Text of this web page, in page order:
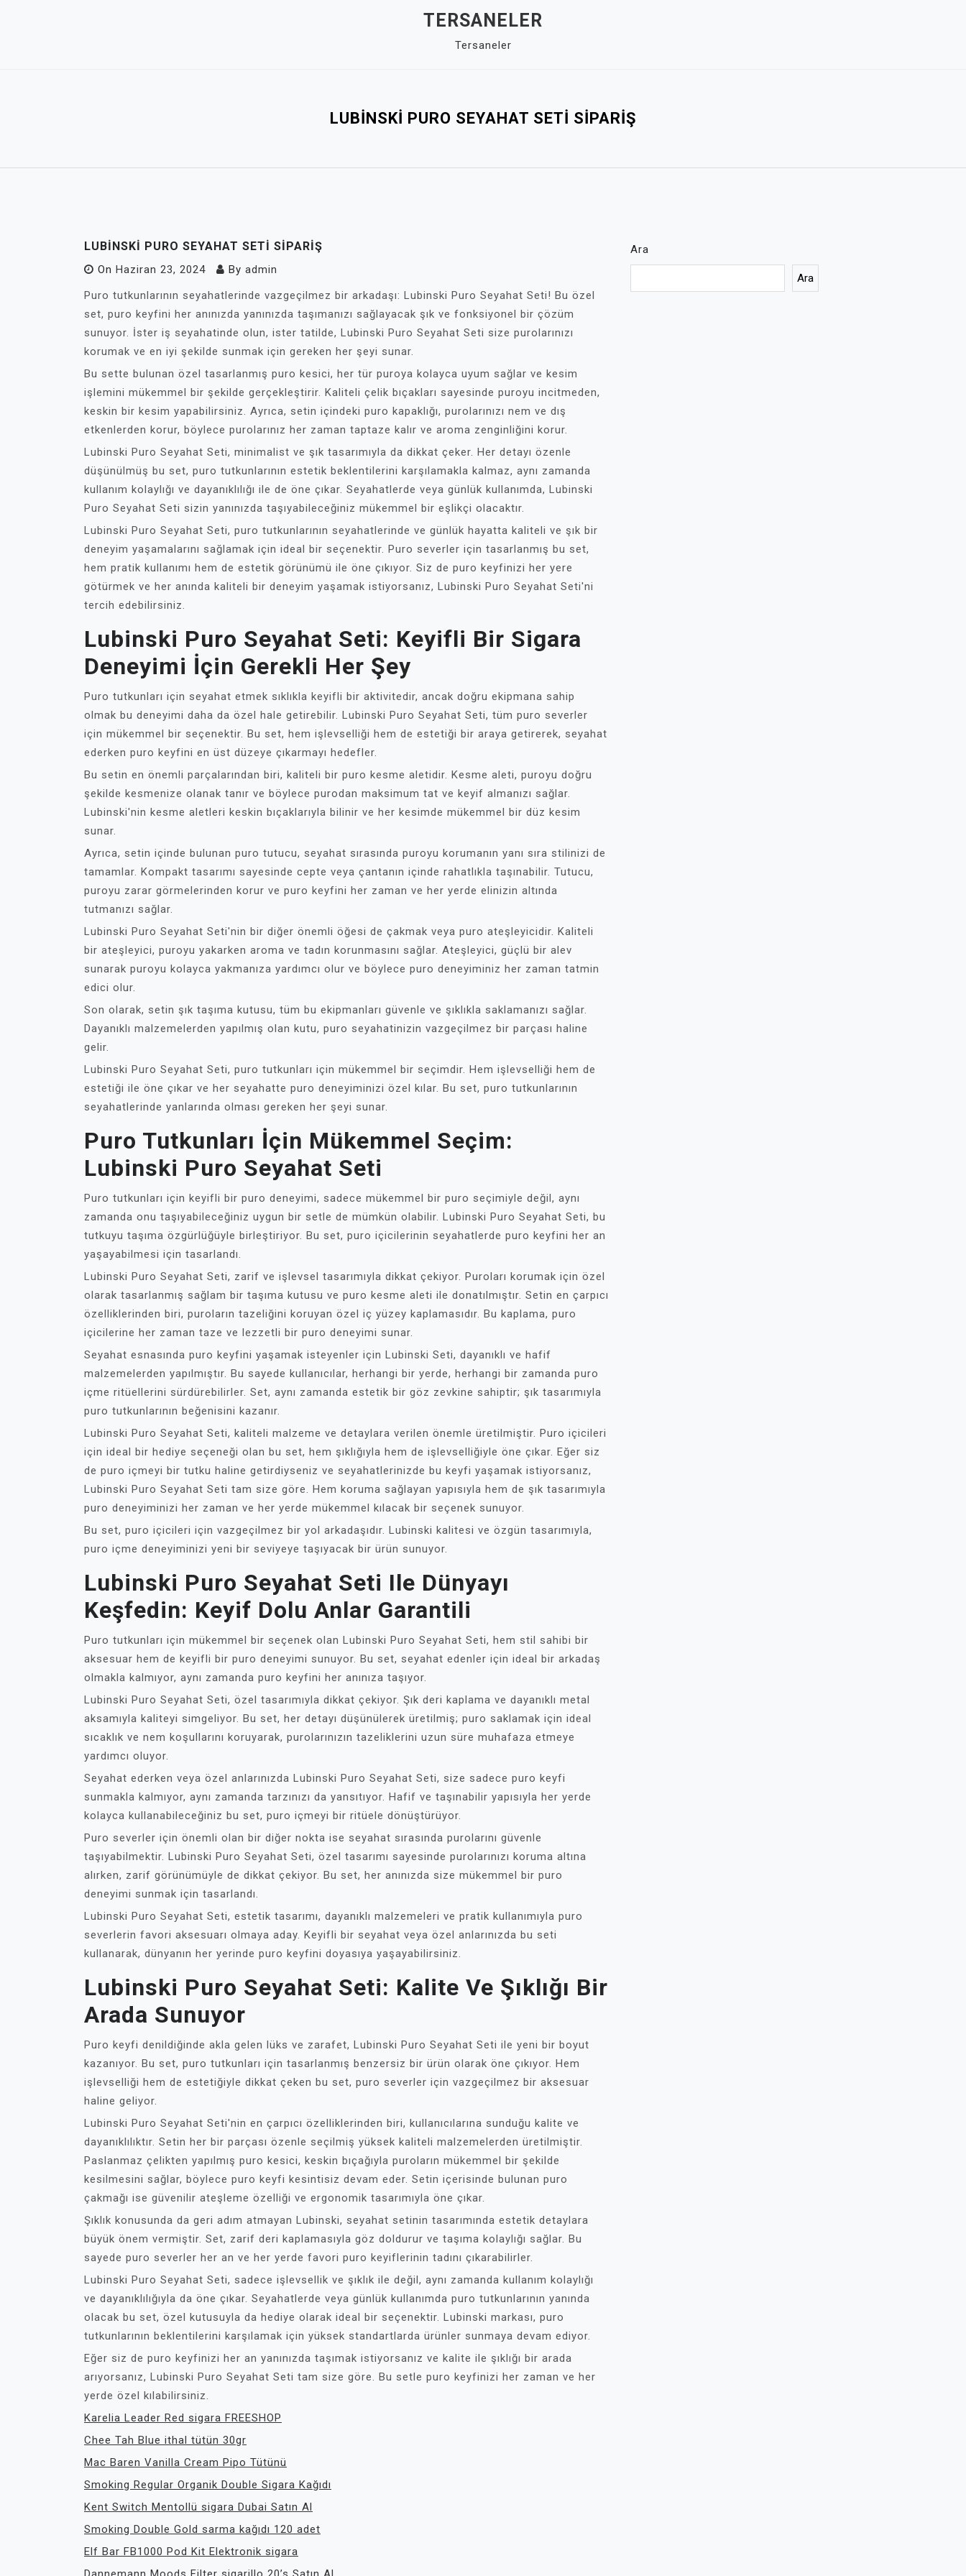
TERSANELER
Tersaneler
LUBINSKI PURO SEYAHAT SETI SIPARIŞ
LUBINSKI PURO SEYAHAT SETI SIPARIŞ
On Haziran 23, 2024 By admin
Puro tutkunlarının seyahatlerinde vazgeçilmez bir arkadaşı: Lubinski Puro Seyahat Seti! Bu özel
set, puro keyfini her anınızda yanınızda taşımanızı sağlayacak şık ve fonksiyonel bir çözüm
sunuyor. İster iş seyahatinde olun, ister tatilde, Lubinski Puro Seyahat Seti size purolarınızı
korumak ve en iyi şekilde sunmak için gereken her şeyi sunar.
Bu sette bulunan özel tasarlanmış puro kesici, her tür puroya kolayca uyum sağlar ve kesim
işlemini mükemmel bir şekilde gerçekleştirir. Kaliteli çelik bıçakları sayesinde puroyu incitmeden,
keskin bir kesim yapabilirsiniz. Ayrıca, setin içindeki puro kapaklığı, purolarınızı nem ve dış
etkenlerden korur, böylece purolarınız her zaman taptaze kalır ve aroma zenginliğini korur.
Lubinski Puro Seyahat Seti, minimalist ve şık tasarımıyla da dikkat çeker. Her detayı özenle
düşünülmüş bu set, puro tutkunlarının estetik beklentilerini karşılamakla kalmaz, aynı zamanda
kullanım kolaylığı ve dayanıklılığı ile de öne çıkar. Seyahatlerde veya günlük kullanımda, Lubinski
Puro Seyahat Seti sizin yanınızda taşıyabileceğiniz mükemmel bir eşlikçi olacaktır.
Lubinski Puro Seyahat Seti, puro tutkunlarının seyahatlerinde ve günlük hayatta kaliteli ve şık bir
deneyim yaşamalarını sağlamak için ideal bir seçenektir. Puro severler için tasarlanmış bu set,
hem pratik kullanımı hem de estetik görünümü ile öne çıkıyor. Siz de puro keyfinizi her yere
götürmek ve her anında kaliteli bir deneyim yaşamak istiyorsanız, Lubinski Puro Seyahat Seti'ni
tercih edebilirsiniz.
Lubinski Puro Seyahat Seti: Keyifli Bir Sigara
Deneyimi İçin Gerekli Her Şey
Puro tutkunları için seyahat etmek sıklıkla keyifli bir aktivitedir, ancak doğru ekipmana sahip
olmak bu deneyimi daha da özel hale getirebilir. Lubinski Puro Seyahat Seti, tüm puro severler
için mükemmel bir seçenektir. Bu set, hem işlevselliği hem de estetiği bir araya getirerek, seyahat
ederken puro keyfini en üst düzeye çıkarmayı hedefler.
Bu setin en önemli parçalarından biri, kaliteli bir puro kesme aletidir. Kesme aleti, puroyu doğru
şekilde kesmenize olanak tanır ve böylece purodan maksimum tat ve keyif almanızı sağlar.
Lubinski'nin kesme aletleri keskin bıçaklarıyla bilinir ve her kesimde mükemmel bir düz kesim
sunar.
Ayrıca, setin içinde bulunan puro tutucu, seyahat sırasında puroyu korumanın yanı sıra stilinizi de
tamamlar. Kompakt tasarımı sayesinde cepte veya çantanın içinde rahatlıkla taşınabilir. Tutucu,
puroyu zarar görmelerinden korur ve puro keyfini her zaman ve her yerde elinizin altında
tutmanızı sağlar.
Lubinski Puro Seyahat Seti'nin bir diğer önemli öğesi de çakmak veya puro ateşleyicidir. Kaliteli
bir ateşleyici, puroyu yakarken aroma ve tadın korunmasını sağlar. Ateşleyici, güçlü bir alev
sunarak puroyu kolayca yakmanıza yardımcı olur ve böylece puro deneyiminiz her zaman tatmin
edici olur.
Son olarak, setin şık taşıma kutusu, tüm bu ekipmanları güvenle ve şıklıkla saklamanızı sağlar.
Dayanıklı malzemelerden yapılmış olan kutu, puro seyahatinizin vazgeçilmez bir parçası haline
gelir.
Lubinski Puro Seyahat Seti, puro tutkunları için mükemmel bir seçimdir. Hem işlevselliği hem de
estetiği ile öne çıkar ve her seyahatte puro deneyiminizi özel kılar. Bu set, puro tutkunlarının
seyahatlerinde yanlarında olması gereken her şeyi sunar.
Puro Tutkunları İçin Mükemmel Seçim:
Lubinski Puro Seyahat Seti
Puro tutkunları için keyifli bir puro deneyimi, sadece mükemmel bir puro seçimiyle değil, aynı
zamanda onu taşıyabileceğiniz uygun bir setle de mümkün olabilir. Lubinski Puro Seyahat Seti, bu
tutkuyu taşıma özgürlüğüyle birleştiriyor. Bu set, puro içicilerinin seyahatlerde puro keyfini her an
yaşayabilmesi için tasarlandı.
Lubinski Puro Seyahat Seti, zarif ve işlevsel tasarımıyla dikkat çekiyor. Puroları korumak için özel
olarak tasarlanmış sağlam bir taşıma kutusu ve puro kesme aleti ile donatılmıştır. Setin en çarpıcı
özelliklerinden biri, puroların tazeliğini koruyan özel iç yüzey kaplamasıdır. Bu kaplama, puro
içicilerine her zaman taze ve lezzetli bir puro deneyimi sunar.
Seyahat esnasında puro keyfini yaşamak isteyenler için Lubinski Seti, dayanıklı ve hafif
malzemelerden yapılmıştır. Bu sayede kullanıcılar, herhangi bir yerde, herhangi bir zamanda puro
içme ritüellerini sürdürebilirler. Set, aynı zamanda estetik bir göz zevkine sahiptir; şık tasarımıyla
puro tutkunlarının beğenisini kazanır.
Lubinski Puro Seyahat Seti, kaliteli malzeme ve detaylara verilen önemle üretilmiştir. Puro içicileri
için ideal bir hediye seçeneği olan bu set, hem şıklığıyla hem de işlevselliğiyle öne çıkar. Eğer siz
de puro içmeyi bir tutku haline getirdiyseniz ve seyahatlerinizde bu keyfi yaşamak istiyorsanız,
Lubinski Puro Seyahat Seti tam size göre. Hem koruma sağlayan yapısıyla hem de şık tasarımıyla
puro deneyiminizi her zaman ve her yerde mükemmel kılacak bir seçenek sunuyor.
Bu set, puro içicileri için vazgeçilmez bir yol arkadaşıdır. Lubinski kalitesi ve özgün tasarımıyla,
puro içme deneyiminizi yeni bir seviyeye taşıyacak bir ürün sunuyor.
Lubinski Puro Seyahat Seti Ile Dünyayı
Keşfedin: Keyif Dolu Anlar Garantili
Puro tutkunları için mükemmel bir seçenek olan Lubinski Puro Seyahat Seti, hem stil sahibi bir
aksesuar hem de keyifli bir puro deneyimi sunuyor. Bu set, seyahat edenler için ideal bir arkadaş
olmakla kalmıyor, aynı zamanda puro keyfini her anınıza taşıyor.
Lubinski Puro Seyahat Seti, özel tasarımıyla dikkat çekiyor. Şık deri kaplama ve dayanıklı metal
aksamıyla kaliteyi simgeliyor. Bu set, her detayı düşünülerek üretilmiş; puro saklamak için ideal
sıcaklık ve nem koşullarını koruyarak, purolarınızın tazeliklerini uzun süre muhafaza etmeye
yardımcı oluyor.
Seyahat ederken veya özel anlarınızda Lubinski Puro Seyahat Seti, size sadece puro keyfi
sunmakla kalmıyor, aynı zamanda tarzınızı da yansıtıyor. Hafif ve taşınabilir yapısıyla her yerde
kolayca kullanabileceğiniz bu set, puro içmeyi bir ritüele dönüştürüyor.
Puro severler için önemli olan bir diğer nokta ise seyahat sırasında purolarını güvenle
taşıyabilmektir. Lubinski Puro Seyahat Seti, özel tasarımı sayesinde purolarınızı koruma altına
alırken, zarif görünümüyle de dikkat çekiyor. Bu set, her anınızda size mükemmel bir puro
deneyimi sunmak için tasarlandı.
Lubinski Puro Seyahat Seti, estetik tasarımı, dayanıklı malzemeleri ve pratik kullanımıyla puro
severlerin favori aksesuarı olmaya aday. Keyifli bir seyahat veya özel anlarınızda bu seti
kullanarak, dünyanın her yerinde puro keyfini doyasıya yaşayabilirsiniz.
Lubinski Puro Seyahat Seti: Kalite Ve Şıklığı Bir
Arada Sunuyor
Puro keyfi denildiğinde akla gelen lüks ve zarafet, Lubinski Puro Seyahat Seti ile yeni bir boyut
kazanıyor. Bu set, puro tutkunları için tasarlanmış benzersiz bir ürün olarak öne çıkıyor. Hem
işlevselliği hem de estetiğiyle dikkat çeken bu set, puro severler için vazgeçilmez bir aksesuar
haline geliyor.
Lubinski Puro Seyahat Seti'nin en çarpıcı özelliklerinden biri, kullanıcılarına sunduğu kalite ve
dayanıklılıktır. Setin her bir parçası özenle seçilmiş yüksek kaliteli malzemelerden üretilmiştir.
Paslanmaz çelikten yapılmış puro kesici, keskin bıçağıyla puroların mükemmel bir şekilde
kesilmesini sağlar, böylece puro keyfi kesintisiz devam eder. Setin içerisinde bulunan puro
çakmağı ise güvenilir ateşleme özelliği ve ergonomik tasarımıyla öne çıkar.
Şıklık konusunda da geri adım atmayan Lubinski, seyahat setinin tasarımında estetik detaylara
büyük önem vermiştir. Set, zarif deri kaplamasıyla göz doldurur ve taşıma kolaylığı sağlar. Bu
sayede puro severler her an ve her yerde favori puro keyiflerinin tadını çıkarabilirler.
Lubinski Puro Seyahat Seti, sadece işlevsellik ve şıklık ile değil, aynı zamanda kullanım kolaylığı
ve dayanıklılığıyla da öne çıkar. Seyahatlerde veya günlük kullanımda puro tutkunlarının yanında
olacak bu set, özel kutusuyla da hediye olarak ideal bir seçenektir. Lubinski markası, puro
tutkunlarının beklentilerini karşılamak için yüksek standartlarda ürünler sunmaya devam ediyor.
Eğer siz de puro keyfinizi her an yanınızda taşımak istiyorsanız ve kalite ile şıklığı bir arada
arıyorsanız, Lubinski Puro Seyahat Seti tam size göre. Bu setle puro keyfinizi her zaman ve her
yerde özel kılabilirsiniz.
Karelia Leader Red sigara FREESHOP
Chee Tah Blue ithal tütün 30gr
Mac Baren Vanilla Cream Pipo Tütünü
Smoking Regular Organik Double Sigara Kağıdı
Kent Switch Mentollü sigara Dubai Satın Al
Smoking Double Gold sarma kağıdı 120 adet
Elf Bar FB1000 Pod Kit Elektronik sigara
Ara
Ara